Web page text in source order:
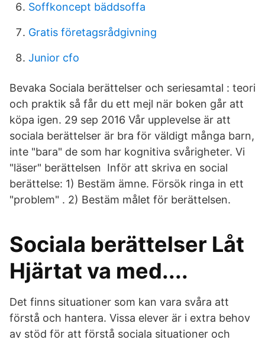
Soffkoncept bäddsoffa
Gratis företagsrådgivning
Junior cfo
Bevaka Sociala berättelser och seriesamtal : teori
och praktik så får du ett mejl när boken går att
köpa igen. 29 sep 2016 Vår upplevelse är att
sociala berättelser är bra för väldigt många barn,
inte "bara" de som har kognitiva svårigheter. Vi
"läser" berättelsen Inför att skriva en social
berättelse: 1) Bestäm ämne. Försök ringa in ett
"problem" . 2) Bestäm målet för berättelsen.
Sociala berättelser Låt
Hjärtat va med....
Det finns situationer som kan vara svåra att
förstå och hantera. Vissa elever är i extra behov
av stöd för att förstå sociala situationer och